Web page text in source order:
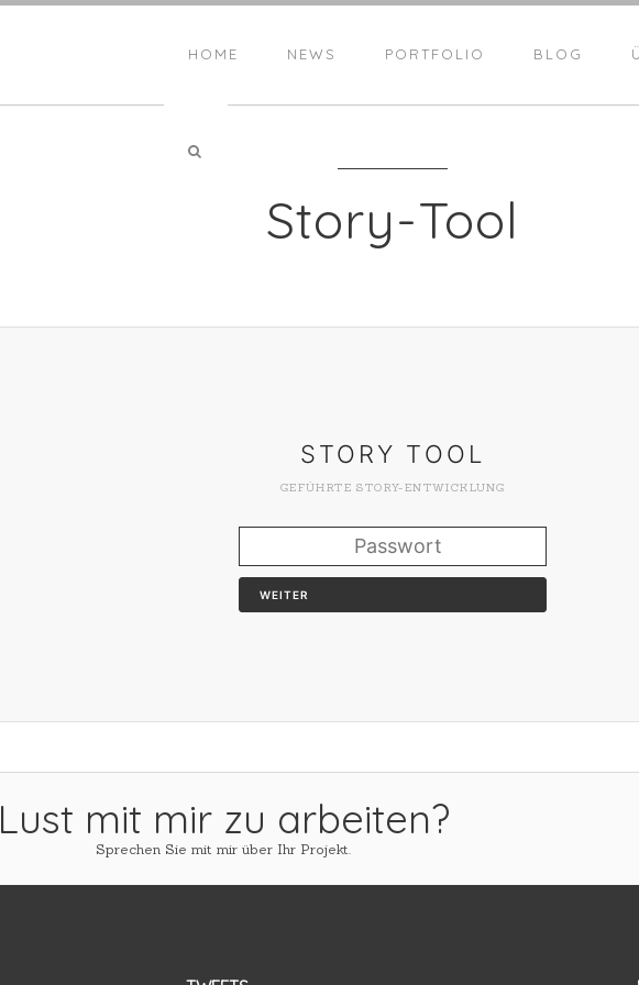
HOME NEWS PORTFOLIO BLOG
Story-Tool
STORY TOOL
GEFÜHRTE STORY-ENTWICKLUNG
WEITER
Lust mit mir zu arbeiten?
Sprechen Sie mit mir über Ihr Projekt.